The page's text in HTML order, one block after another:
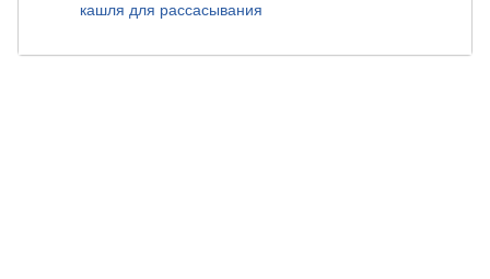
кашля для рассасывания